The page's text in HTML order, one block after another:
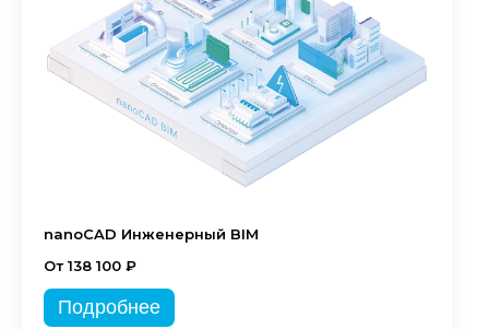
nanoCAD Инженерный BIM
От 138 100 ₽
Подробнее